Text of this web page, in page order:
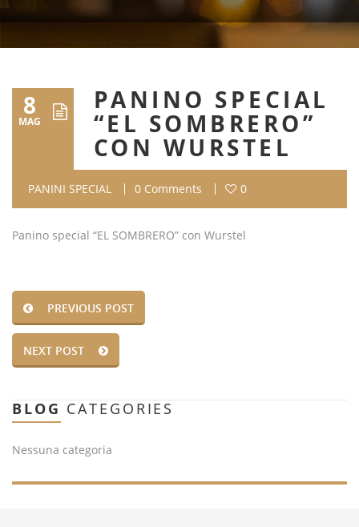
8
MAG
PANINO SPECIAL
“EL SOMBRERO”
CON WURSTEL
PANINI SPECIAL 0 Comments 0
Panino special “EL SOMBRERO” con Wurstel
PREVIOUS POST
NEXT POST
BLOG CATEGORIES
Nessuna categoria